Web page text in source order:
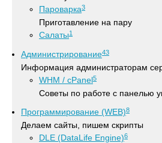
Пароварка3
Приготавление на пару
Салаты1
Администрирование43
Информация администраторам
WHM / cPanel5
Советы по работе с панелью
Программирование (WEB)8
Делаем сайты, пишем скрипты
DLE (DataLife Engine)6